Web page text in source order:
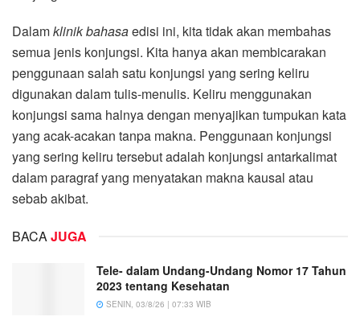
Dalamklinik bahasaedisi ini, kita tidak akan membahas
semua jenis konjungsi. Kita hanya akan membicarakan
penggunaan salah satu konjungsi yang sering keliru
digunakan dalam tulis-menulis. Keliru menggunakan
konjungsi sama halnya dengan menyajikan tumpukan kata
yang acak-acakan tanpa makna. Penggunaan konjungsi
yang sering keliru tersebut adalah konjungsi antarkalimat
dalam paragraf yang menyatakan makna kausal atau
sebab akibat.
BACAJUGA
Tele- dalam Undang-Undang Nomor 17 Tahun
2023 tentang Kesehatan
SENIN, 03/8/26 | 07:33 WIB